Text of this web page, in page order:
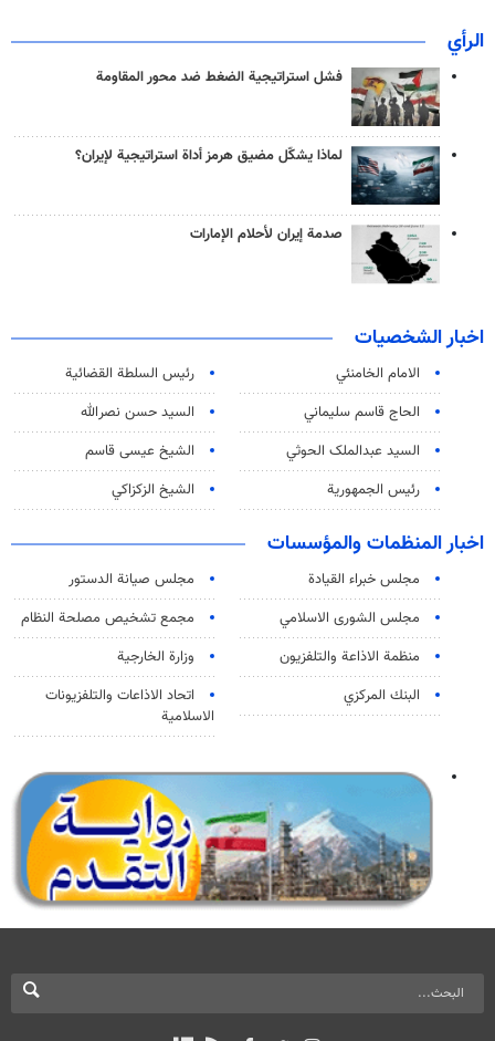
الرأي
فشل استراتيجية الضغط ضد محور المقاومة
لماذا يشكّل مضيق هرمز أداة استراتيجية لإيران؟
صدمة إيران لأحلام الإمارات
اخبار الشخصيات
الامام الخامنئي
رئیس السلطة القضائیة
الحاج قاسم سليماني
السيد حسن نصرالله
السید عبدالملک الحوثي
الشيخ عيسى قاسم
رئيس الجمهورية
الشيخ الزكزاكي
اخبار المنظمات والمؤسسات
مجلس خبراء القيادة
مجلس صيانة الدستور
مجلس الشورى الاسلامي
مجمع تشخيص مصلحة النظام
منظمة الاذاعة والتلفزیون
وزارة الخارجية
البنك المركزي
اتحاد الاذاعات والتلفزيونات
الاسلامية